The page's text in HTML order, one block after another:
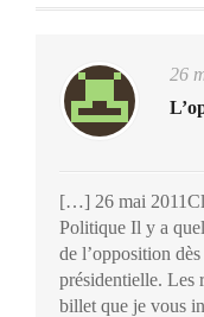
26
[…] 26 mai
Politique Il y a
de l’opposition
présidentielle. Les
billet que je vous